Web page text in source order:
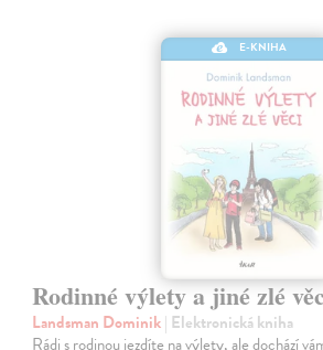
E-KNIHA
Rodinné výlety a jiné zlé
Landsman Dominik| Elektronická kniha
Rádi s rodinou jezdíte na výlety, ale dochází